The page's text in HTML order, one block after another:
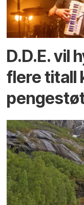
D.D.E. vil
flere titall